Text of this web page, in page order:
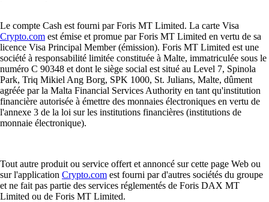
Le compte Cash est fourni par Foris MT Limited. La carte Visa
Crypto.com est émise et promue par Foris MT Limited en vertu de sa
licence Visa Principal Member (émission). Foris MT Limited est une
société à responsabilité limitée constituée à Malte, immatriculée sous le
numéro C 90348 et dont le siège social est situé au Level 7, Spinola
Park, Triq Mikiel Ang Borg, SPK 1000, St. Julians, Malte, dûment
agréée par la Malta Financial Services Authority en tant qu'institution
financière autorisée à émettre des monnaies électroniques en vertu de
l'annexe 3 de la loi sur les institutions financières (institutions de
monnaie électronique).
Tout autre produit ou service offert et annoncé sur cette page Web ou
sur l'application Crypto.com est fourni par d'autres sociétés du groupe
et ne fait pas partie des services réglementés de Foris DAX MT
Limited ou de Foris MT Limited.